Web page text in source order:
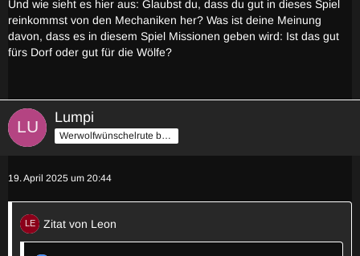
Und wie sieht es hier aus: Glaubst du, dass du gut in dieses Spiel
reinkommst von den Mechaniken her? Was ist deine Meinung
davon, dass es in diesem Spiel Missionen geben wird: Ist das gut
fürs Dorf oder gut für die Wölfe?
Lumpi
Werwolfwünschelrute by Stilzch
19. April 2025 um 20:44
Zitat von Leon